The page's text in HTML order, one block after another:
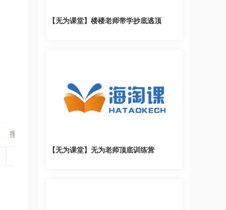
【无为课堂】楼楼老师带学抄底逃顶
【无为课堂】无为老师顶底训练营